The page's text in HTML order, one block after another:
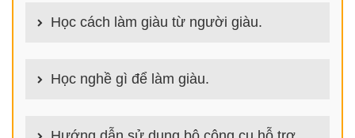
nhưng hiệu quả bất ngờ. Bạn có thể thành công ngay
cả khi không có gì trong tay.
Học cách làm giàu từ người giàu.
làm giàu từ người giàu. Bạn sẽ có được góc nhìn đa
chiều khi đi sâu vào phân tích cách người giàu làm
Học nghề gì để làm giàu.
nhất hiện nay là gì? Nên học nghề gì để kiếm tiền